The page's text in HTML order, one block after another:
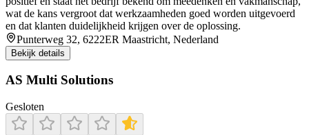
wat de kans vergroot dat werkzaamheden goed worden uitgevoerd
en dat klanten duidelijkheid krijgen over de oplossing.
Punterweg 32, 6222ER Maastricht, Nederland
Bekijk details
AS Multi Solutions
Gesloten